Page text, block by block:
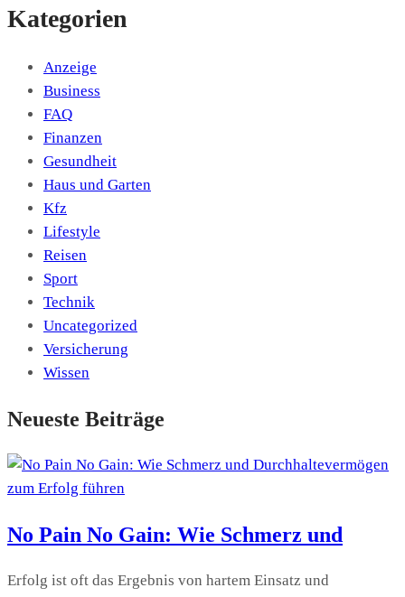
Kategorien
Anzeige
Business
FAQ
Finanzen
Gesundheit
Haus und Garten
Kfz
Lifestyle
Reisen
Sport
Technik
Uncategorized
Versicherung
Wissen
Neueste Beiträge
No Pain No Gain: Wie Schmerz und
Erfolg ist oft das Ergebnis von hartem Einsatz und